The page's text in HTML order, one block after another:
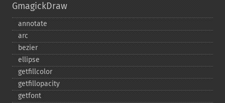
GmagickDraw
annotate
arc
bezier
ellipse
getfillcolor
getfillopacity
getfont